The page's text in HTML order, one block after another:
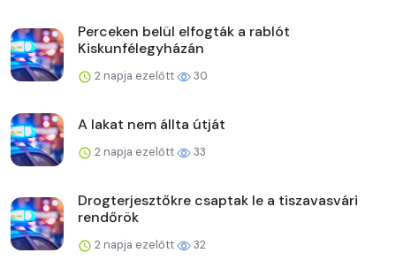
Perceken belül elfogták a rablót
Kiskunfélegyházán
2 napja ezelőtt 30
A lakat nem állta útját
2 napja ezelőtt 33
Drogterjesztőkre csaptak le a tiszavasvári
rendőrök
2 napja ezelőtt 32